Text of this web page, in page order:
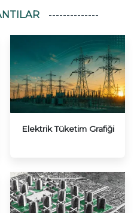
Elektrik Tüketim Grafiği